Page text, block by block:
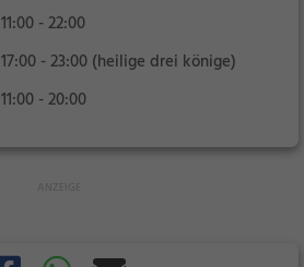
11:00 - 22:00
17:00 - 23:00 (heilige drei könige)
11:00 - 20:00